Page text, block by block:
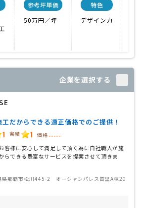
参考坪単価
50万円／坪
特色
デザイン力
企業を選択する
工だからできる適正価格でのご提供！
1 実績 1 価格 -----
客様に安心して満足して頂く為に自社職人が施
らできる豊富なサービスを提案させて頂きま
県那覇市松川445-2 オーシャンパレス首里A棟20